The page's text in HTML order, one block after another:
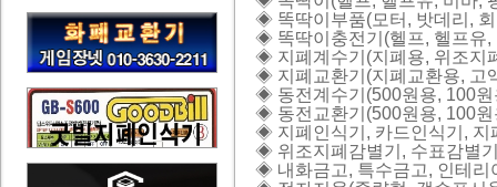
◈ 똑딱이부품(모터, 밧데리,
◈ 똑딱이충전기(헬프, 헬프유,
◈ 지폐계수기(지폐용, 위조지
◈ 지폐교환기(지폐교환용, 고
◈ 동전계수기(500원용, 100
◈ 동전교환기(500원용, 100원
◈ 지폐인식기, 카드인식기, 지
◈ 위조지폐감별기, 수표감별
◈ 내화금고, 특수금고, 인테리